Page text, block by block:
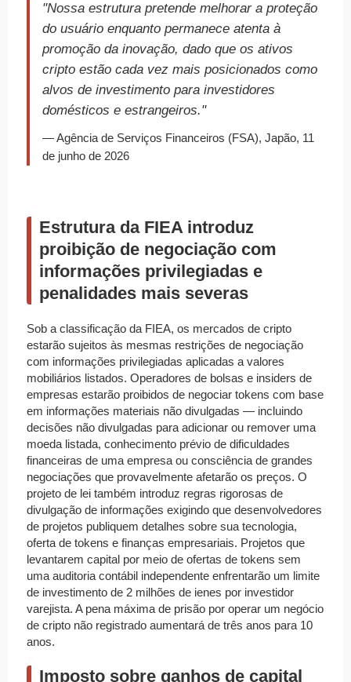
"Nossa estrutura pretende melhorar a proteção
do usuário enquanto permanece atenta à
promoção da inovação, dado que os ativos
cripto estão cada vez mais posicionados como
alvos de investimento para investidores
domésticos e estrangeiros."
— Agência de Serviços Financeiros (FSA), Japão, 11
de junho de 2026
Estrutura da FIEA introduz
proibição de negociação com
informações privilegiadas e
penalidades mais severas
Sob a classificação da FIEA, os mercados de cripto
estarão sujeitos às mesmas restrições de negociação
com informações privilegiadas aplicadas a valores
mobiliários listados. Operadores de bolsas e insiders de
empresas estarão proibidos de negociar tokens com base
em informações materiais não divulgadas — incluindo
decisões não divulgadas para adicionar ou remover uma
moeda listada, conhecimento prévio de dificuldades
financeiras de uma empresa ou consciência de grandes
negociações que provavelmente afetarão os preços. O
projeto de lei também introduz regras rigorosas de
divulgação de informações exigindo que desenvolvedores
de projetos publiquem detalhes sobre sua tecnologia,
oferta de tokens e finanças empresariais. Projetos que
levantarem capital por meio de ofertas de tokens sem
uma auditoria contábil independente enfrentarão um limite
de investimento de 2 milhões de ienes por investidor
varejista. A pena máxima de prisão por operar um negócio
de cripto não registrado aumentará de três anos para 10
anos.
Imposto sobre ganhos de capital